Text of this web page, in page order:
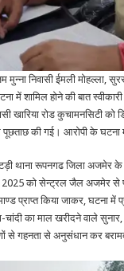
मुन्ना निवासी ईमली मोहल्ला,
में शामिल होने की बात
खारिया रोड कुचामनसिटी
पूछताछ की गई। आरोपी के घटना
थाना रूपनगढ जिला अजमेर के
2025 को सेन्ट्रल जैल अजमेर से
प्राप्त किया जाकर, घटना
का माल खरीदने वाले सुनार,
से गहनता से अनुसंधान कर